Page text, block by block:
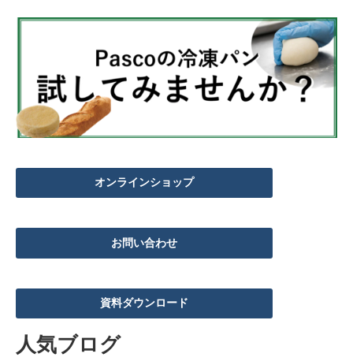
オンラインショップ
お問い合わせ
資料ダウンロード
人気ブログ